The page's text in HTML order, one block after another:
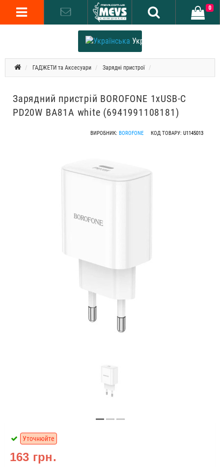
Українська
0
ГАДЖЕТИ та Аксесуари Зарядні пристрої
Зарядний пристрій BOROFONE 1xUSB-C
PD20W BA81A white (6941991108181)
ВИРОБНИК: BOROFONE КОД ТОВАРУ: U1145013
163 грн.
Уточнюйте